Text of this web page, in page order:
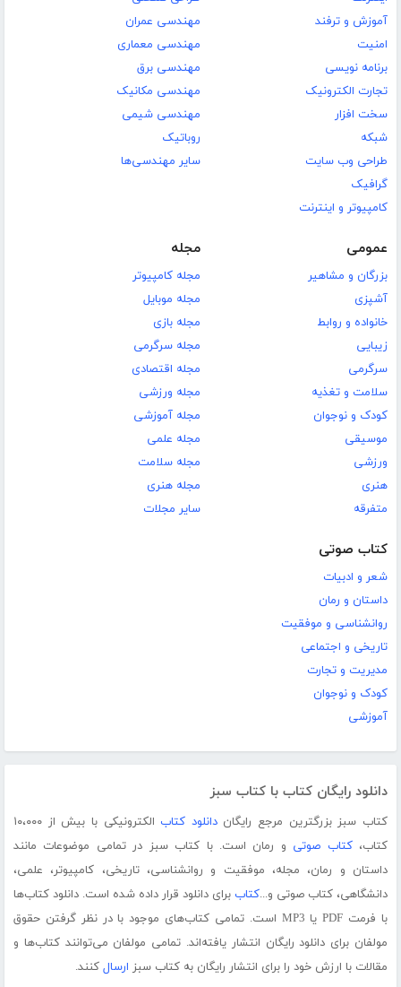
آموزش و ترفند
امنیت
برنامه نویسی
تجارت الکترونیک
سخت افزار
شبکه
طراحی وب سایت
گرافیک
کامپیوتر و اینترنت
مهندسی عمران
مهندسی معماری
مهندسی برق
مهندسی مکانیک
مهندسی شیمی
روباتیک
سایر مهندسی‌ها
عمومی
بزرگان و مشاهیر
آشپزی
خانواده و روابط
زیبایی
سرگرمی
سلامت و تغذیه
کودک و نوجوان
موسیقی
ورزشی
هنری
متفرقه
مجله
مجله کامپیوتر
مجله موبایل
مجله بازی
مجله سرگرمی
مجله اقتصادی
مجله ورزشی
مجله آموزشی
مجله علمی
مجله سلامت
مجله هنری
سایر مجلات
کتاب صوتی
شعر و ادبیات
داستان و رمان
روانشناسی و موفقیت
تاریخی و اجتماعی
مدیریت و تجارت
کودک و نوجوان
آموزشی
دانلود رایگان کتاب با کتاب سبز
کتاب سبز بزرگترین مرجع رایگاندانلود کتاب
الکترونیکی با بیش از ۱۰،۰۰۰
کتاب،کتاب صوتی و رمان است. با کتاب سبز در تمامی موضوعات مانند
داستان و رمان، مجله، موفقیت و روانشناسی، تاریخی، کامپیوتر، علمی،
دانشگاهی، کتاب صوتی و...کتاب برای دانلود قرار داده شده است. دانلود کتاب‌ها
با فرمت PDF یا MP3 است. تمامی کتاب‌های موجود با در نظر گرفتن حقوق
مولفان برای دانلود رایگان انتشار یافته‌اند. تمامی مولفان می‌توانند کتاب‌ها و
مقالات با ارزش خود را برای انتشار رایگان به کتاب سبز ارسال کنند.